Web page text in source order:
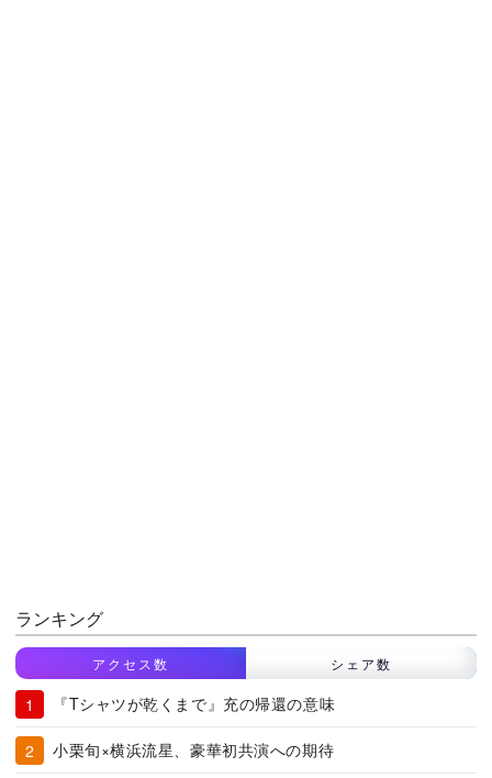
ランキング
アクセス数 シェア数
『Tシャツが乾くまで』充の帰還の意味
小栗旬×横浜流星、豪華初共演への期待